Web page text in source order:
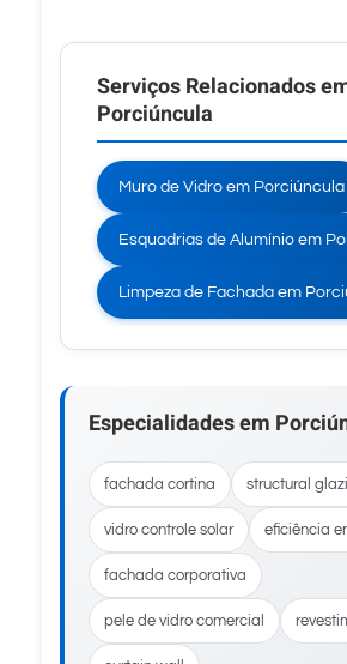
Serviços Relacionados
Porciúncula
Muro de Vidro em Porciúncula
Esquadrias de Alumínio em
Limpeza de Fachada em
Especialidades em
fachada cortina structural
vidro controle solar eficiência
fachada corporativa
pele de vidro comercial